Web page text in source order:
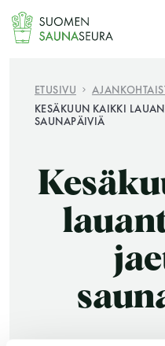
Siirry
sisältöön
Jokaisen kuun 1.
KATSO TARKEMMAT
ETUSIVU
KESÄKUUN KAIKKI
SAUNAPÄIVIÄ